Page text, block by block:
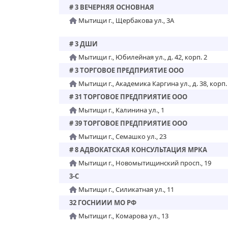
# 3 ВЕЧЕРНЯЯ ОСНОВНАЯ
Мытищи г., Щербакова ул., 3А
# 3 ДШИ
Мытищи г., Юбилейная ул., д. 42, корп. 2
# 3 ТОРГОВОЕ ПРЕДПРИЯТИЕ ООО
Мытищи г., Академика Каргина ул., д. 38, корп.
# 31 ТОРГОВОЕ ПРЕДПРИЯТИЕ ООО
Мытищи г., Калинина ул., 1
# 39 ТОРГОВОЕ ПРЕДПРИЯТИЕ ООО
Мытищи г., Семашко ул., 23
# 8 АДВОКАТСКАЯ КОНСУЛЬТАЦИЯ МРКА
Мытищи г., Новомытищинский просп., 19
3-С
Мытищи г., Силикатная ул., 11
32 ГОСНИИИ МО РФ
Мытищи г., Комарова ул., 13